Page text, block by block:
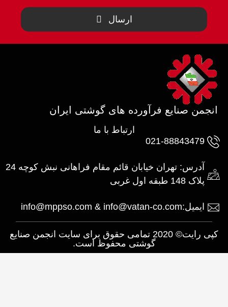
ارسال
انجمن صنایع فرآورده های گوشتی ایران
ارتباط با ما
021-88843479
آدرس: تهران خیابان قائم مقام فراهانی نبش کوچه 24
پلاک 148 طبقه اول غربی
ایمیل:info@mppso.com & info@vatan-co.com
کپی رایت© 2020 تمامی حقوق برای سایت انجمن صنایع
گوشتی محفوظ است.